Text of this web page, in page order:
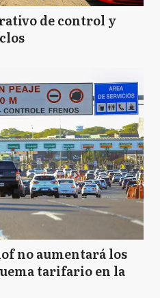
de control y
no aumentará los
tarifario en la